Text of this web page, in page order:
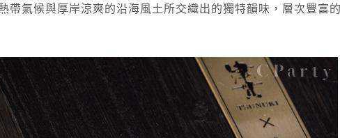
帶氣候與厚岸涼爽的沿海風土所交織出的獨特韻味，層次豐富